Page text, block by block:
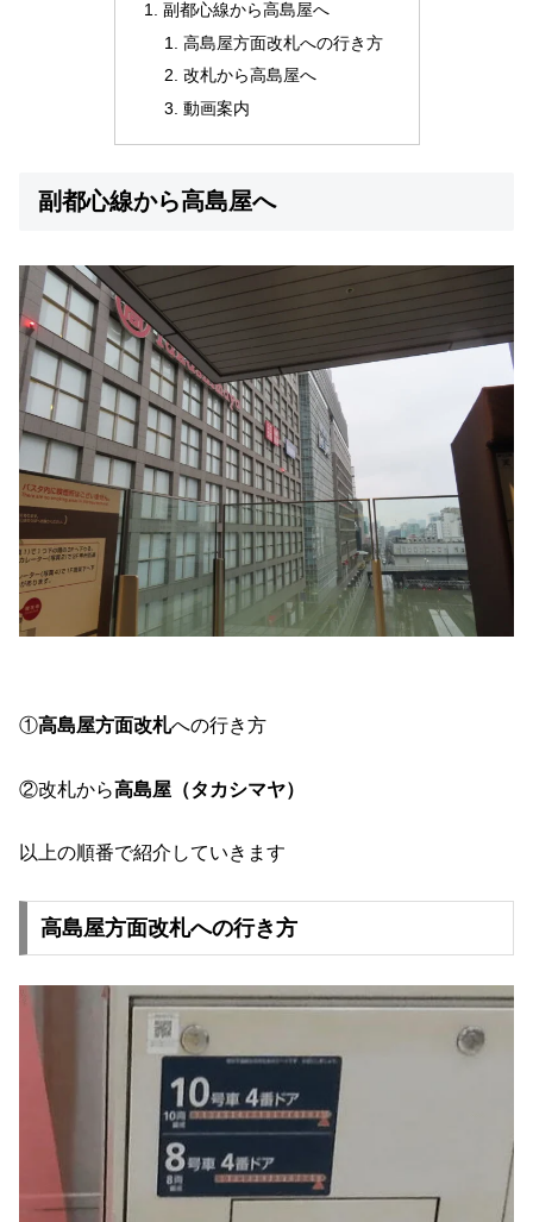
副都心線から高島屋へ
高島屋方面改札への行き方
改札から高島屋へ
動画案内
副都心線から高島屋へ
①高島屋方面改札への行き方
②改札から高島屋（タカシマヤ）
以上の順番で紹介していきます
高島屋方面改札への行き方